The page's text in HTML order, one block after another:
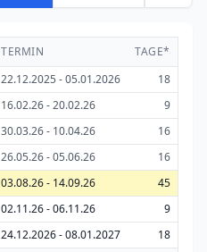
TERMIN
TAGE*
22.12.2025 - 05.01.2026
18
16.02.26 - 20.02.26
9
30.03.26 - 10.04.26
16
26.05.26 - 05.06.26
16
03.08.26 - 14.09.26
45
02.11.26 - 06.11.26
9
24.12.2026 - 08.01.2027
18